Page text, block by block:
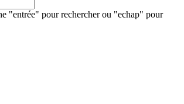
"entrée" pour rechercher ou "echap" pour